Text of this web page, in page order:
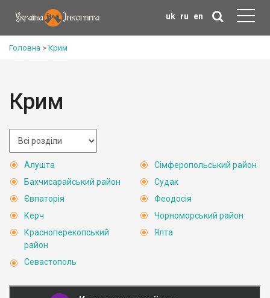
uk ru en
Головна > Крим
Крим
Алушта
Бахчисарайський район
Євпаторія
Керч
Красноперекопський
район
Севастополь
Сімферопольський район
Судак
Феодосія
Чорноморський район
Ялта